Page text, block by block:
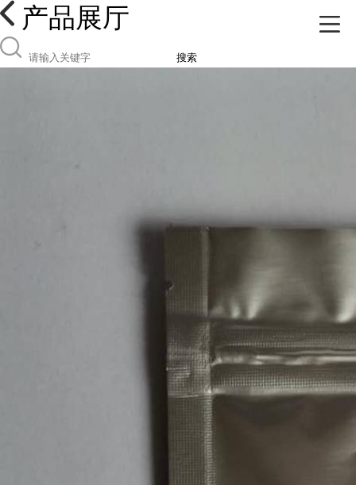
产品展厅
搜索